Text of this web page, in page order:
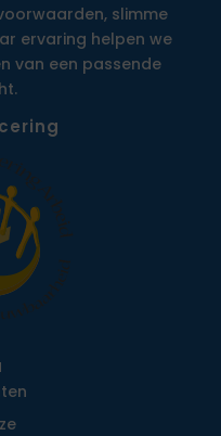
slimme
ervaring helpen we
van een passende